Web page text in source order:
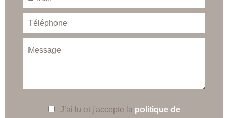
J’ai lu et j'accepte la politique de